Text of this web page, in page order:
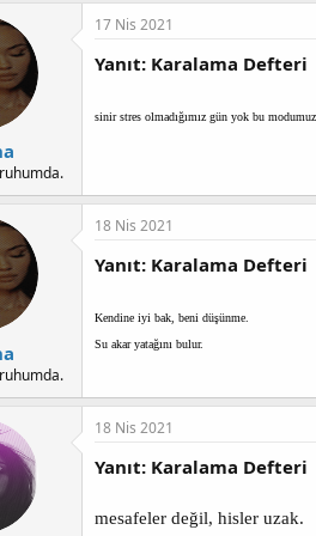
17 Nis 2021
Yanıt: Karalama Defteri
sinir stres olmadığımız gün yok bu
18 Nis 2021
Yanıt: Karalama Defteri
Kendine iyi bak, beni düşünme.
Su akar yatağını bulur.
18 Nis 2021
Yanıt: Karalama Defteri
mesafeler değil, hisler uzak.